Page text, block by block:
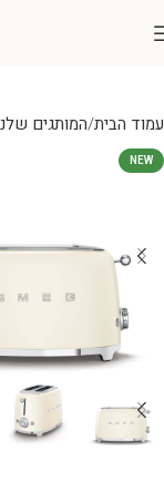
עמוד הבית המותגים
NEW